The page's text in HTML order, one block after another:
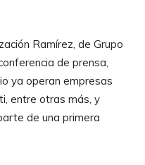
Ramírez, de Grupo
de prensa,
ya operan empresas
entre otras más, y
de una primera